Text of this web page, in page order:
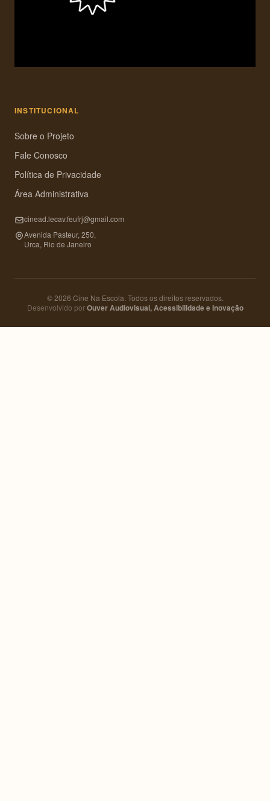
INSTITUCIONAL
Sobre o Projeto
Fale Conosco
Política de Privacidade
Área Administrativa
cinead.lecav.feufrj@gmail.com
Avenida Pasteur, 250,
Urca, Rio de Janeiro
© 2026 Cine Na Escola. Todos os direitos reservados.
Desenvolvido porOuver Audiovisual, Acessibilidade e Inovação